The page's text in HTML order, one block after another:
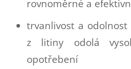
rovnoměrné a
trvanlivost a
z litiny odolá
opotřebení